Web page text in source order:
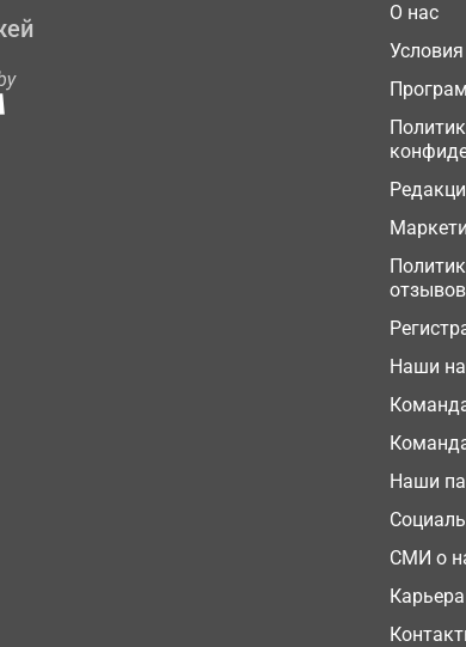
О нас
отзывов
Наши
Наши
СМИ о
Карьера